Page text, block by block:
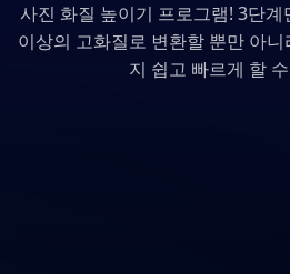
사진 화질 높이기 프로그램! 3단
이상의 고화질로 변환할 뿐만 아
지 쉽고 빠르게 할